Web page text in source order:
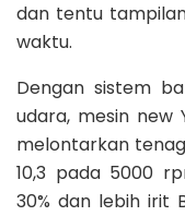
dan tentu
waktu.
Dengan sistem
udara, mesin new
melontarkan
10,3 pada 5000
30% dan lebih irit